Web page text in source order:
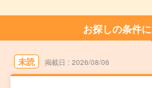
お探しの条件
未読 掲載日 2026/08/06